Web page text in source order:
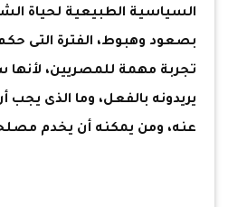
السياسية الطبيعية لحياة
بصعود وهبوط، الفترة التى
تجربة مهمة للمصريين،
يريدونه بالفعل، وما الذى يجب
عنه، ومن يمكنه أن يخدم